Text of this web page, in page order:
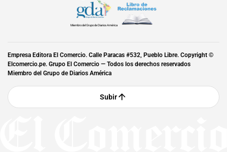
Miembro del Grupo de Diarios América
Empresa Editora El Comercio. Calle Paracas #532, Pueblo Libre. Copyright ©
Elcomercio.pe. Grupo El Comercio — Todos los derechos reservados
Miembro del Grupo de Diarios América
Subir